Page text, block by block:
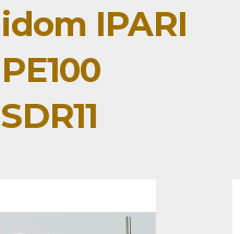
idom IPARI
PE100
SDR11